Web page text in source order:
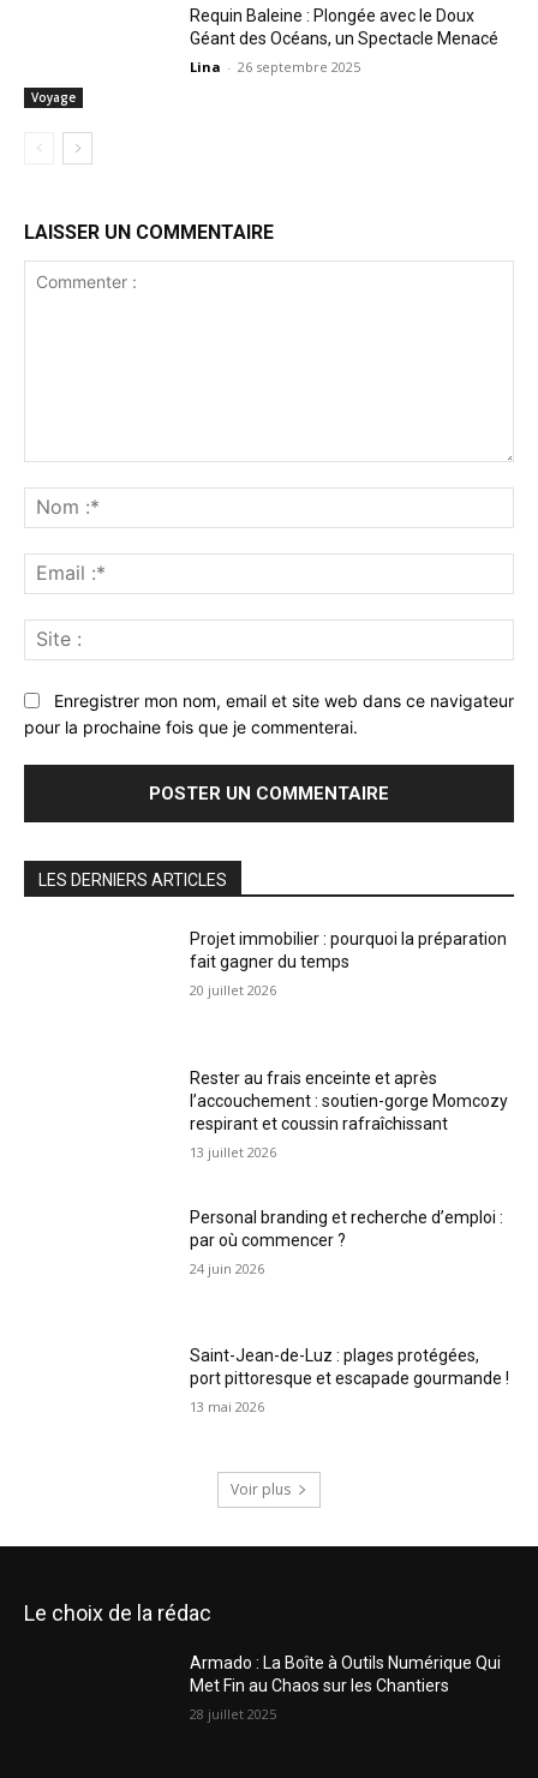
Voyage
Requin Baleine : Plongée avec le Doux
Géant des Océans, un Spectacle Menacé
Lina - 26 septembre 2025
LAISSER UN COMMENTAIRE
:*
:*
:
Enregistrer mon nom, email et site web dans ce navigateur
pour la prochaine fois que je commenterai.
LES DERNIERS ARTICLES
Projet immobilier : pourquoi la préparation
fait gagner du temps
20 juillet 2026
Rester au frais enceinte et après
l’accouchement : soutien-gorge Momcozy
respirant et coussin rafraîchissant
13 juillet 2026
Personal branding et recherche d’emploi :
par où commencer ?
24 juin 2026
Saint-Jean-de-Luz : plages protégées,
port pittoresque et escapade gourmande !
13 mai 2026
Voir plus
Le choix de la rédac
Armado : La Boîte à Outils Numérique Qui
Met Fin au Chaos sur les Chantiers
28 juillet 2025